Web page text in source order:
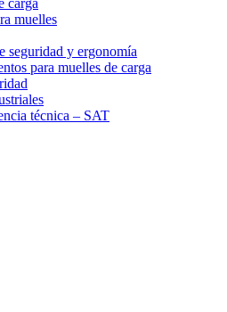
carga
muelles
seguridad y ergonomía
para muelles de carga
técnica – SAT